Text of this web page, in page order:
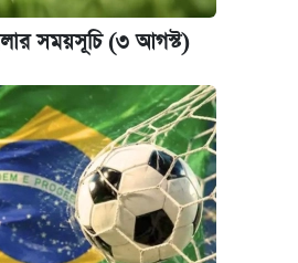
সময়সূচি (৩ আগস্ট)